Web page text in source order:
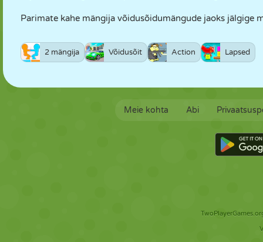
Parimate kahe mängija võidusõidumängude jaoks jälgige
2 mängija Võidusõit Action Lapsed
Meie kohta Abi